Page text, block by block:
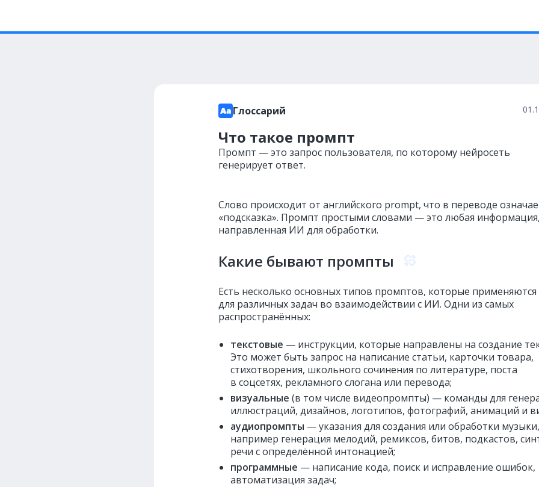
Глоссарий
Что такое промпт
Промпт — это запрос пользователя, по которому нейросеть
генерирует ответ.
Слово происходит от английского prompt, что в переводе
«подсказка». Промпт простыми словами — это любая информация,
направленная ИИ для обработки.
Какие бывают промпты
Есть несколько основных типов промптов, которые применяются
для различных задач во взаимодействии с ИИ. Одни из самых
распространённых:
текстовые — инструкции, которые направлены на создание
Это может быть запрос на написание статьи, карточки товара,
стихотворения, школьного сочинения по литературе, поста
в соцсетях, рекламного слогана или перевода;
визуальные (в том числе видеопромпты) — команды для
иллюстраций, дизайнов, логотипов, фотографий, анимаций и
аудиопромпты — указания для создания или обработки музыки,
например генерация мелодий, ремиксов, битов, подкастов,
речи с определённой интонацией;
программные — написание кода, поиск и исправление ошибок,
автоматизация задач;